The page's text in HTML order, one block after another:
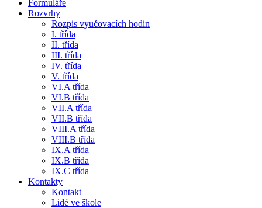
Formuláře
Rozvrhy
Rozpis vyučovacích hodin
I. třída
II. třída
III. třída
IV. třída
V. třída
VI.A třída
VI.B třída
VII.A třída
VII.B třída
VIII.A třída
VIII.B třída
IX.A třída
IX.B třída
IX.C třída
Kontakty
Kontakt
Lidé ve škole